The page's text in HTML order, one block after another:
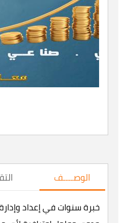
الوصــــف
خبرة سنوات في إعداد